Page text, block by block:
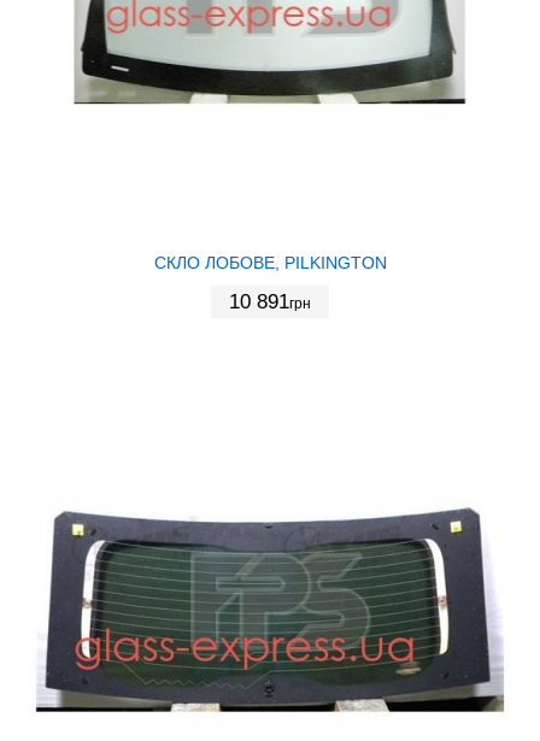
СКЛО ЛОБОВЕ, PILKINGTON
10 891грн